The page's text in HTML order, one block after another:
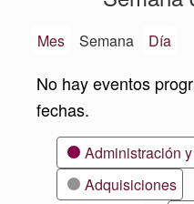
Mes Semana Día
No hay eventos
fechas.
CategoríasAdministración
Adquisiciones